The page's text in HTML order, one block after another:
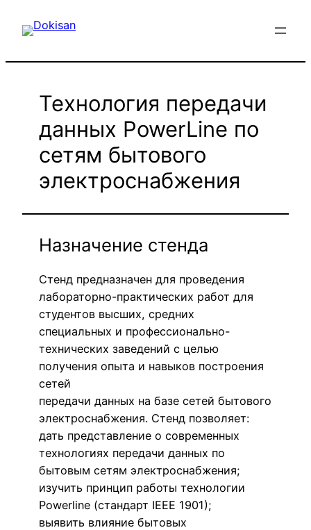
Технология передачи
данных PowerLine по
сетям бытового
электроснабжения
Назначение стенда
Cтенд предназначен для проведения
лабораторно-практических работ для
студентов высших, средних
специальных и профессионально-
технических заведений с целью
получения опыта и навыков построения
сетей
передачи данных на базе сетей бытового
электроснабжения. Стенд позволяет:
дать представление о современных
технологиях передачи данных по
бытовым сетям электроснабжения;
изучить принцип работы технологии
Powerline (стандарт IEEE 1901);
выявить влияние бытовых